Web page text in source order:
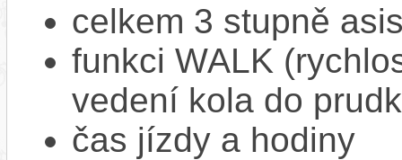
celkem 3 stupně
funkci WALK
vedení kola do
čas jízdy a hodiny